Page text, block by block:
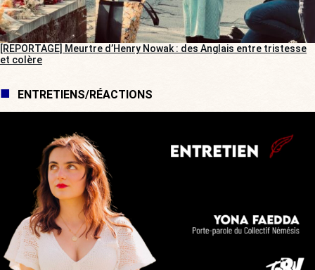
[REPORTAGE] Meurtre d’Henry Nowak : des Anglais entre tristesse
et colère
ENTRETIENS/RÉACTIONS